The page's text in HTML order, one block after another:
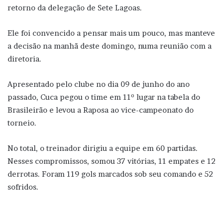
retorno da delegação de Sete Lagoas.
Ele foi convencido a pensar mais um pouco, mas manteve
a decisão na manhã deste domingo, numa reunião com a
diretoria.
Apresentado pelo clube no dia 09 de junho do ano
passado, Cuca pegou o time em 11º lugar na tabela do
Brasileirão e levou a Raposa ao vice-campeonato do
torneio.
No total, o treinador dirigiu a equipe em 60 partidas.
Nesses compromissos, somou 37 vitórias, 11 empates e 12
derrotas. Foram 119 gols marcados sob seu comando e 52
sofridos.